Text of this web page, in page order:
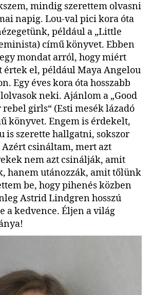
mindig szerettem olvasni
napig. Lou-val pici kora óta
például a „Little
című könyvet. Ebben
mondat arról, hogy miért
értek el, például Maya Angelou
Egy éves kora óta hosszabb
neki. Ajánlom a „Good
girls“ (Esti mesék lázadó
könyvet. Engem is érdekelt,
is szerette hallgatni, sokszor
csináltam, mert azt
nem azt csinálják, amit
hanem utánozzák, amit tőlünk
be, hogy pihenés közben
Astrid Lindgren hosszú
a kedvence. Éljen a világ